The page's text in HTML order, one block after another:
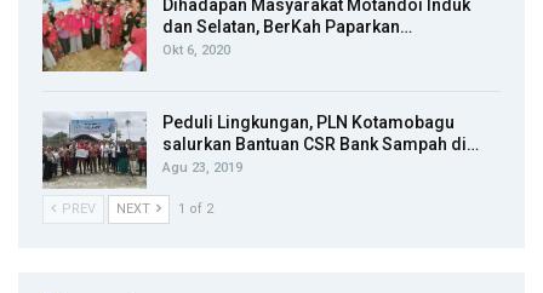
Dihadapan Masyarakat Motandoi Induk
dan Selatan, BerKah Paparkan…
Okt 6, 2020
Peduli Lingkungan, PLN Kotamobagu
salurkan Bantuan CSR Bank Sampah di…
Agu 23, 2019
PREV NEXT 1 of 2